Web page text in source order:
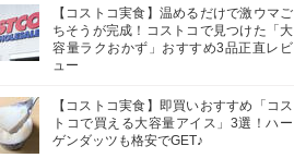
【コストコ実食】温めるだけで激ウマご
ちそうが完成！コストコで見つけた「大
容量ラクおかず」おすすめ3品正直レビ
ュー
【コストコ実食】即買いおすすめ「コス
トコで買える大容量アイス」3選！ハー
ゲンダッツも格安でGET♪